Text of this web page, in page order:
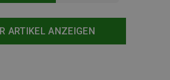
ARTIKEL ANZEIGEN